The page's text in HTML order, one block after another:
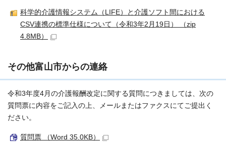
科学的介護情報システム（ LIFE）と介護ソフト間における
CSV連携の標準仕様について（令和3年2月19日） （zip
4.8MB）
その他富山市からの連絡
令和3年度4月の介護報酬改定に関する質問につきましては、次の
質問票に内容をご記入の上、メールまたはファクスにてご提出く
ださい。
質問票 （Word 35.0KB）